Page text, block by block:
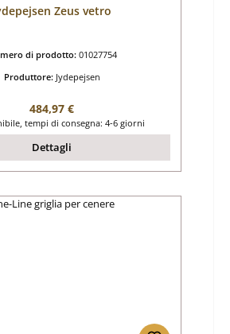
Zeus vetro
di prodotto: 01027754
Produttore: Jydepejsen
Prezzo normale:
484,97 €
tempi di consegna: 4-6 giorni
Dettagli